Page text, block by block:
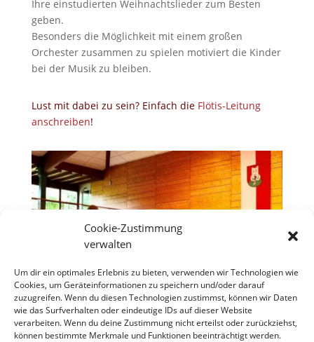
Cookie-Zustimmung
verwalten
Um dir ein optimales Erlebnis zu bieten, verwenden wir Technologien wie
Cookies, um Geräteinformationen zu speichern und/oder darauf
zuzugreifen. Wenn du diesen Technologien zustimmst, können wir Daten
wie das Surfverhalten oder eindeutige IDs auf dieser Website
verarbeiten. Wenn du deine Zustimmung nicht erteilst oder zurückziehst,
können bestimmte Merkmale und Funktionen beeinträchtigt werden.
Ihre einstudierten Weihnachtslieder zum Besten
geben.
Besonders die Möglichkeit mit einem großen
Orchester zusammen zu spielen motiviert die Kinder
bei der Musik zu bleiben.
Lust mit dabei zu sein? Einfach die Flötis-Leitung
anschreiben!